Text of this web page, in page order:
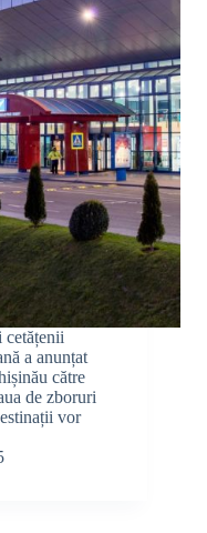
cetățenii
a anunțat
către
de zboruri
vor